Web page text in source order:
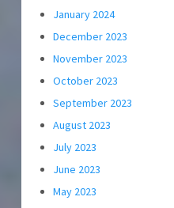
January 2024
December 2023
November 2023
October 2023
September 2023
August 2023
July 2023
June 2023
May 2023